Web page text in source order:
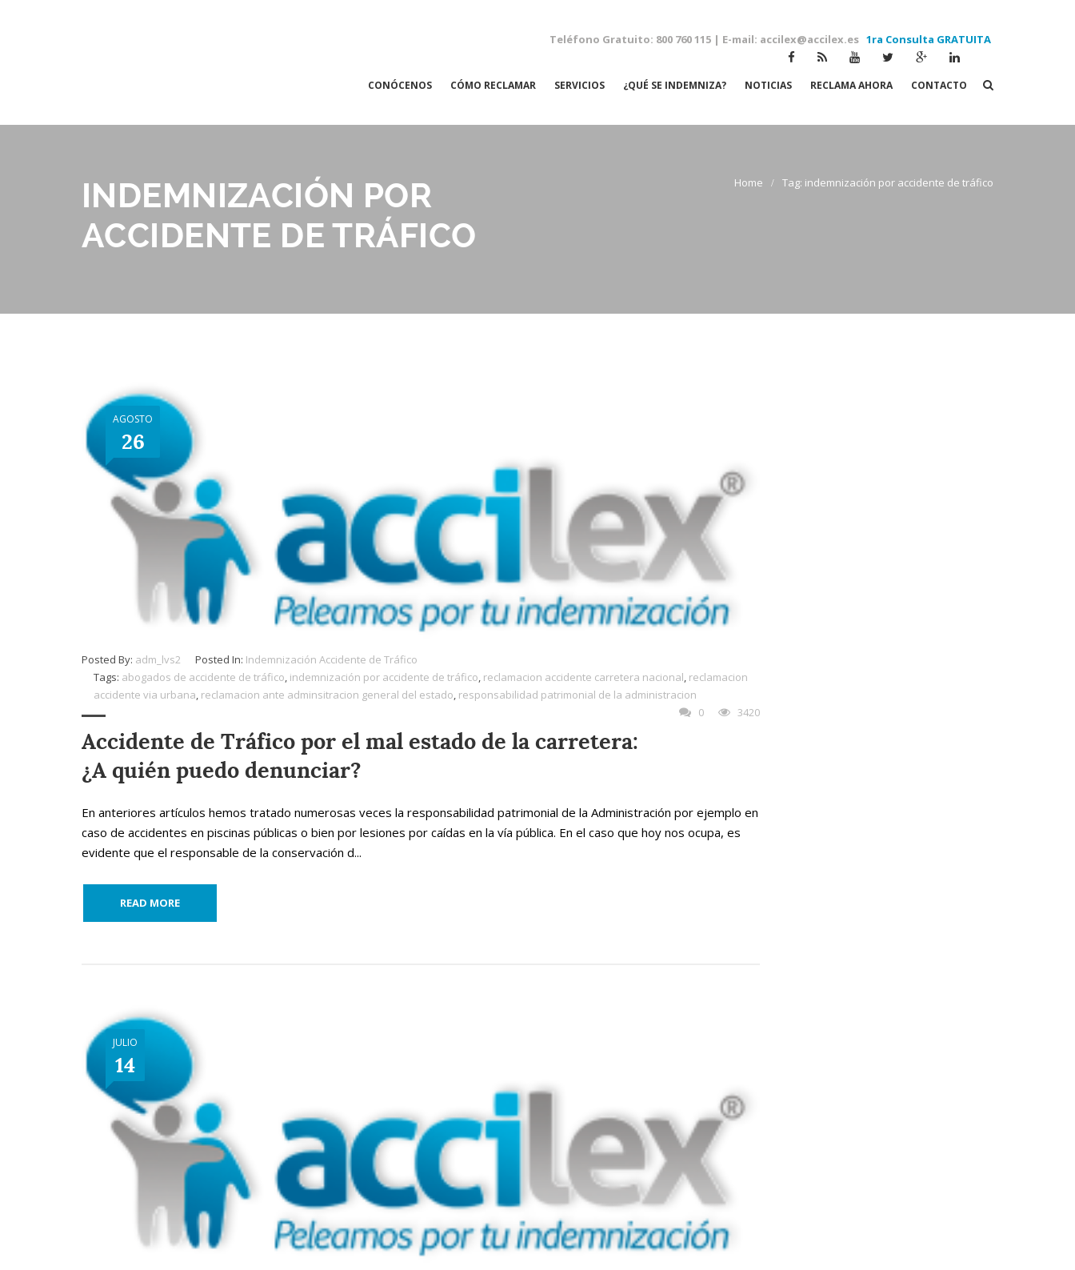
Teléfono Gratuito: 800 760 115 | E-mail: accilex@accilex.es 1ra Consulta GRATUITA
CONÓCENOS CÓMO RECLAMAR SERVICIOS ¿QUÉ SE INDEMNIZA? NOTICIAS RECLAMA AHORA CONTACTO
INDEMNIZACIÓN POR
ACCIDENTE DE TRÁFICO
Tag: indemnización por accidente de tráfico
AGOSTO
26
Posted By: adm_lvs2 Posted In: Indemnización Accidente de Tráfico
Tags: abogados de accidente de tráfico, indemnización por accidente de tráfico, reclamacion accidente carretera nacional, reclamacion
accidente via urbana, reclamacion ante adminsitracion general del estado, responsabilidad patrimonial de la administracion
0
3420
Accidente de Tráfico por el mal estado de la carretera:
¿A quién puedo denunciar?
En anteriores artículos hemos tratado numerosas veces la responsabilidad patrimonial de la Administración por ejemplo en
caso de accidentes en piscinas públicas o bien por lesiones por caídas en la vía pública. En el caso que hoy nos ocupa, es
evidente que el responsable de la conservación d...
READ MORE
JULIO
14